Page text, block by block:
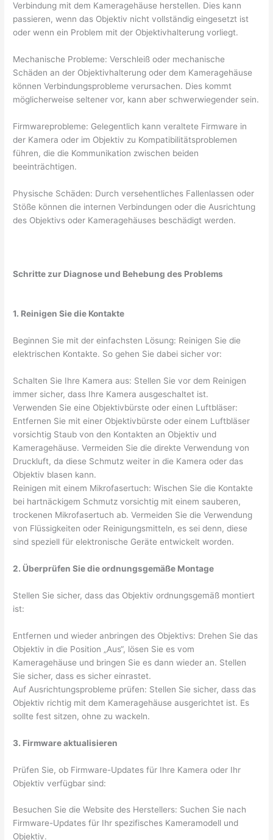
Verbindung mit dem Kameragehäuse herstellen. Dies kann
passieren, wenn das Objektiv nicht vollständig eingesetzt ist
oder wenn ein Problem mit der Objektivhalterung vorliegt.
Mechanische Probleme: Verschleiß oder mechanische
Schäden an der Objektivhalterung oder dem Kameragehäuse
können Verbindungsprobleme verursachen. Dies kommt
möglicherweise seltener vor, kann aber schwerwiegender sein.
Firmwareprobleme: Gelegentlich kann veraltete Firmware in
der Kamera oder im Objektiv zu Kompatibilitätsproblemen
führen, die die Kommunikation zwischen beiden
beeinträchtigen.
Physische Schäden: Durch versehentliches Fallenlassen oder
Stöße können die internen Verbindungen oder die Ausrichtung
des Objektivs oder Kameragehäuses beschädigt werden.
Schritte zur Diagnose und Behebung des Problems
1. Reinigen Sie die Kontakte
Beginnen Sie mit der einfachsten Lösung: Reinigen Sie die
elektrischen Kontakte. So gehen Sie dabei sicher vor:
Schalten Sie Ihre Kamera aus: Stellen Sie vor dem Reinigen
immer sicher, dass Ihre Kamera ausgeschaltet ist.
Verwenden Sie eine Objektivbürste oder einen Luftbläser:
Entfernen Sie mit einer Objektivbürste oder einem Luftbläser
vorsichtig Staub von den Kontakten an Objektiv und
Kameragehäuse. Vermeiden Sie die direkte Verwendung von
Druckluft, da diese Schmutz weiter in die Kamera oder das
Objektiv blasen kann.
Reinigen mit einem Mikrofasertuch: Wischen Sie die Kontakte
bei hartnäckigem Schmutz vorsichtig mit einem sauberen,
trockenen Mikrofasertuch ab. Vermeiden Sie die Verwendung
von Flüssigkeiten oder Reinigungsmitteln, es sei denn, diese
sind speziell für elektronische Geräte entwickelt worden.
2. Überprüfen Sie die ordnungsgemäße Montage
Stellen Sie sicher, dass das Objektiv ordnungsgemäß montiert
ist:
Entfernen und wieder anbringen des Objektivs: Drehen Sie das
Objektiv in die Position „Aus“, lösen Sie es vom
Kameragehäuse und bringen Sie es dann wieder an. Stellen
Sie sicher, dass es sicher einrastet.
Auf Ausrichtungsprobleme prüfen: Stellen Sie sicher, dass das
Objektiv richtig mit dem Kameragehäuse ausgerichtet ist. Es
sollte fest sitzen, ohne zu wackeln.
3. Firmware aktualisieren
Prüfen Sie, ob Firmware-Updates für Ihre Kamera oder Ihr
Objektiv verfügbar sind:
Besuchen Sie die Website des Herstellers: Suchen Sie nach
Firmware-Updates für Ihr spezifisches Kameramodell und
Objektiv.